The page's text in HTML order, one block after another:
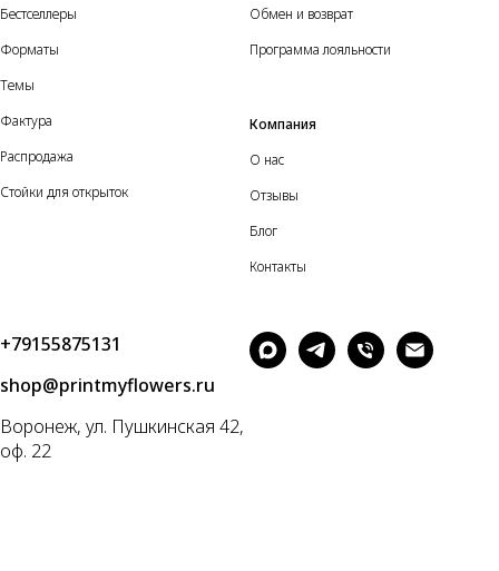
Бестселлеры
Форматы
Темы
Фактура
Распродажа
Стойки для открыток
Обмен и возврат
Программа лояльности
Компания
О нас
Отзывы
Блог
Контакты
+79155875131
shop@printmyflowers.ru
Воронеж, ул. Пушкинская 42,
оф. 22